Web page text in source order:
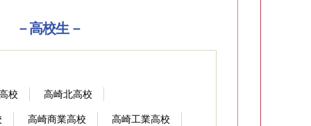
－高校生－
校 高崎北高校
高崎商業高校 高崎工業高校